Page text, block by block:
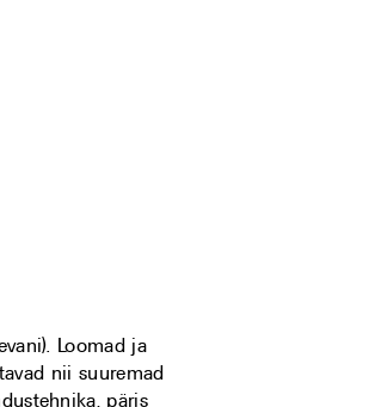
Loomad ja
nii suuremad
päris